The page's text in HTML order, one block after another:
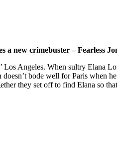
a new crimebuster – Fearless
Los Angeles. When sultry Elana
bode well for Paris when
they set off to find Elana so